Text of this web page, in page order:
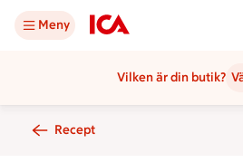
Meny
Vilken är din butik?
Recept